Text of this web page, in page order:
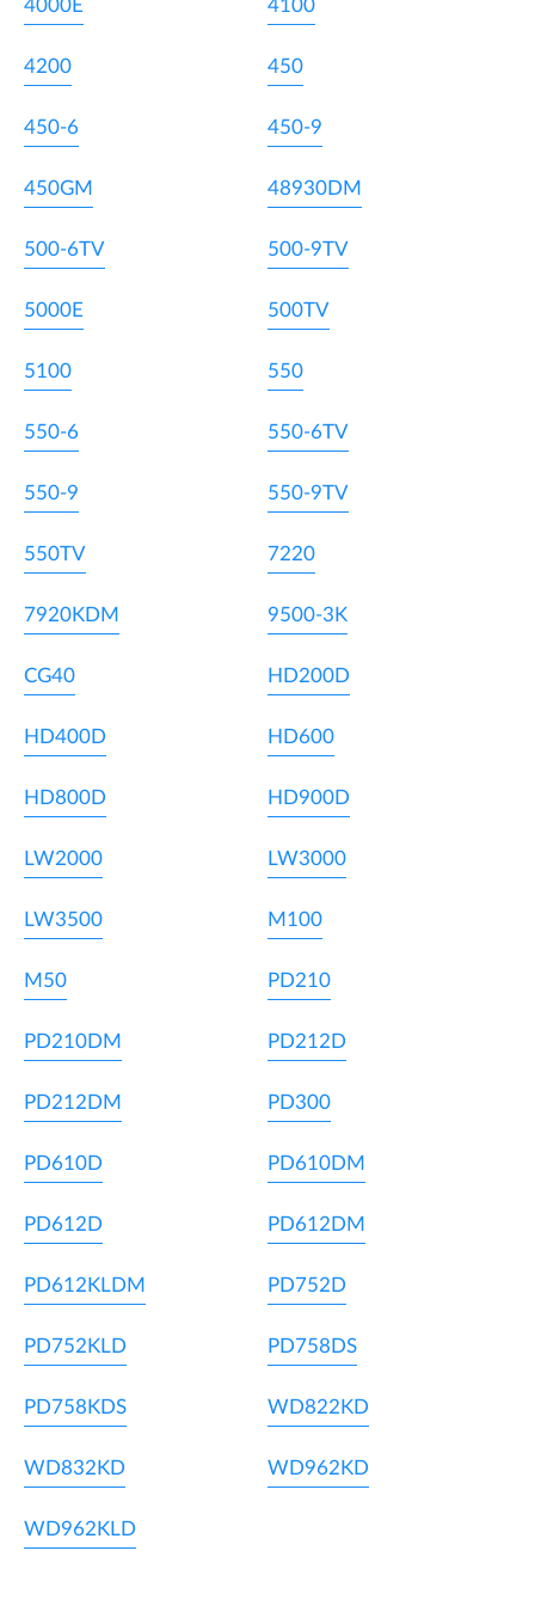
4000E 4100
4200 450
450-6 450-9
450GM 48930DM
500-6TV 500-9TV
5000E 500TV
5100 550
550-6 550-6TV
550-9 550-9TV
550TV 7220
7920KDM 9500-3K
CG40 HD200D
HD400D HD600
HD800D HD900D
LW2000 LW3000
LW3500 M100
M50 PD210
PD210DM PD212D
PD212DM PD300
PD610D PD610DM
PD612D PD612DM
PD612KLDM PD752D
PD752KLD PD758DS
PD758KDS WD822KD
WD832KD WD962KD
WD962KLD